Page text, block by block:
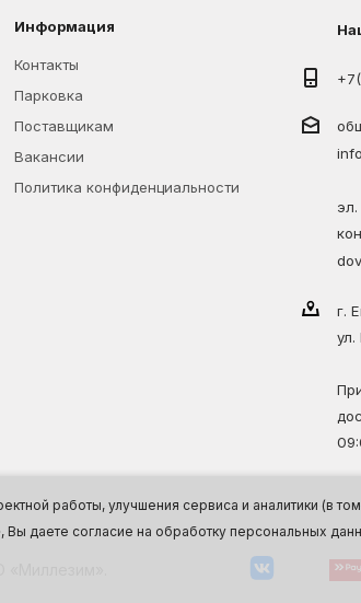
работы, улучшения сервиса и аналитики (в
даете согласие на обработку персональных
Информация
Контакты
Парковка
Поставщикам
Вакансии
Политика конфиденциальности
г.